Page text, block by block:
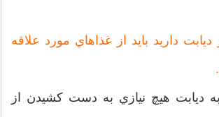
ديابت داريد بايد از غذاهاي مورد علاقه
ديابت هيچ نيازي به دست كشيدن از